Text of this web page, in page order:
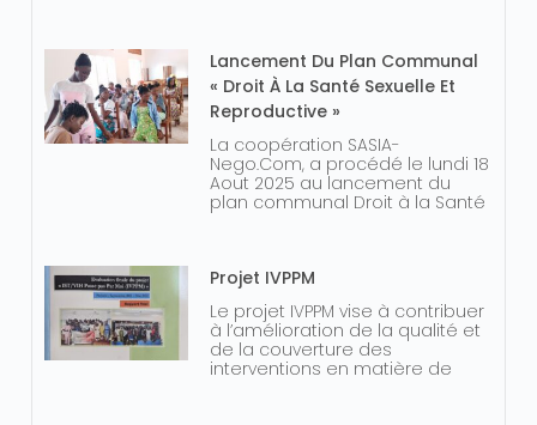
Lancement Du Plan Communal
« Droit À La Santé Sexuelle Et
Reproductive »
La coopération SASIA-
Nego.Com, a procédé le lundi 18
Aout 2025 au lancement du
plan communal Droit à la Santé
Projet IVPPM
Le projet IVPPM vise à contribuer
à l’amélioration de la qualité et
de la couverture des
interventions en matière de